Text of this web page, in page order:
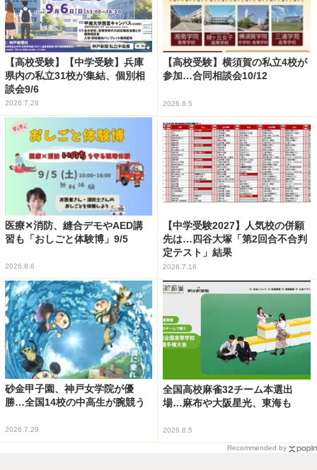
【高校受験】【中学受験】兵庫
県内の私立31校が集結、個別相
談会9/6
2026.7.28
【高校受験】横須賀の私立4校が
参加…合同相談会10/12
2026.8.5
医療✕消防、縫合デモやAED講
習も「おしごと体験博」9/5
2026.8.6
【中学受験2027】人気校の併願
先は…四谷大塚「第2回合不合判
定テスト」結果
2026.7.16
砂金甲子園、神戸女学院が優
勝…全国14校の中高生が腕競う
2026.7.29
全国高校麻雀32チーム本選出
場…麻布や大阪星光、東海も
2026.8.5
Recommended by